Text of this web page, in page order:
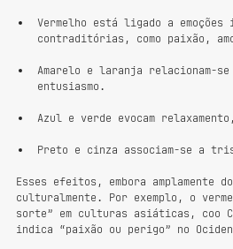
Vermelho está ligado a emoções
contraditórias, como paixão,
Amarelo e laranja relacionam-
entusiasmo.
Azul e verde evocam
Preto e cinza associam-se a
Esses efeitos, embora amplamente
culturalmente. Por exemplo, o
sorte” em culturas asiáticas, coo
indica “paixão ou perigo” no